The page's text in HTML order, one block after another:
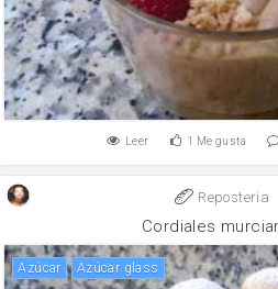
Leer 1 Me gusta
Reposteria
Cordiales
Azúcar Azúcar glass